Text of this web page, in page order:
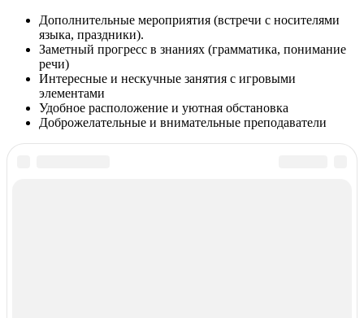
Дополнительные мероприятия (встречи с носителями
языка, праздники).
Заметный прогресс в знаниях (грамматика, понимание
речи)
Интересные и нескучные занятия с игровыми
элементами
Удобное расположение и уютная обстановка
Доброжелательные и внимательные преподаватели